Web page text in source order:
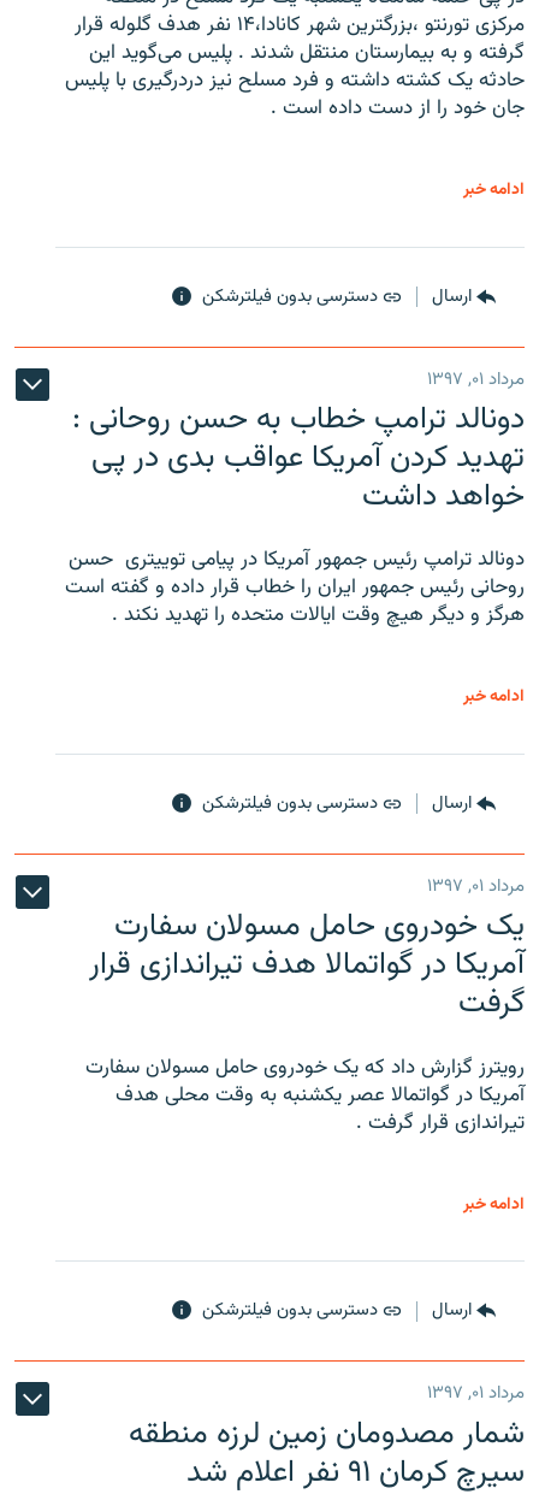
مرکزی تورنتو ،‌بزرگترین شهر کانادا،۱۴ نفر هدف گلوله قرار
گرفته و به بیمارستان منتقل شدند . پلیس می‌گوید این
حادثه یک کشته داشته و فرد مسلح نیز دردرگیری با پلیس
جان خود را از دست داده است .
ادامه خبر
ارسال دسترسی بدون فیلترشکن
مرداد ۰۱, ۱۳۹۷
دونالد ترامپ خطاب به حسن روحانی :
تهدید کردن آمریکا عواقب بدی در پی
خواهد داشت
دونالد ترامپ رئیس جمهور آمریکا در پیامی توییتری ‌ حسن
روحانی رئیس جمهور ایران را خطاب قرار داده و گفته است
هرگز و دیگر هیچ وقت ایالات متحده را تهدید نکند .
ادامه خبر
ارسال دسترسی بدون فیلترشکن
مرداد ۰۱, ۱۳۹۷
یک خودروی حامل مسولان سفارت
آمریکا در گواتمالا هدف تیراندازی قرار
گرفت
رویترز گزارش داد که یک خودروی حامل مسولان سفارت
آمریکا در گواتمالا عصر یکشنبه به وقت محلی هدف
تیراندازی قرار گرفت .
ادامه خبر
ارسال دسترسی بدون فیلترشکن
مرداد ۰۱, ۱۳۹۷
شمار مصدومان زمین لرزه منطقه
سیرچ کرمان ۹۱ نفر اعلام شد